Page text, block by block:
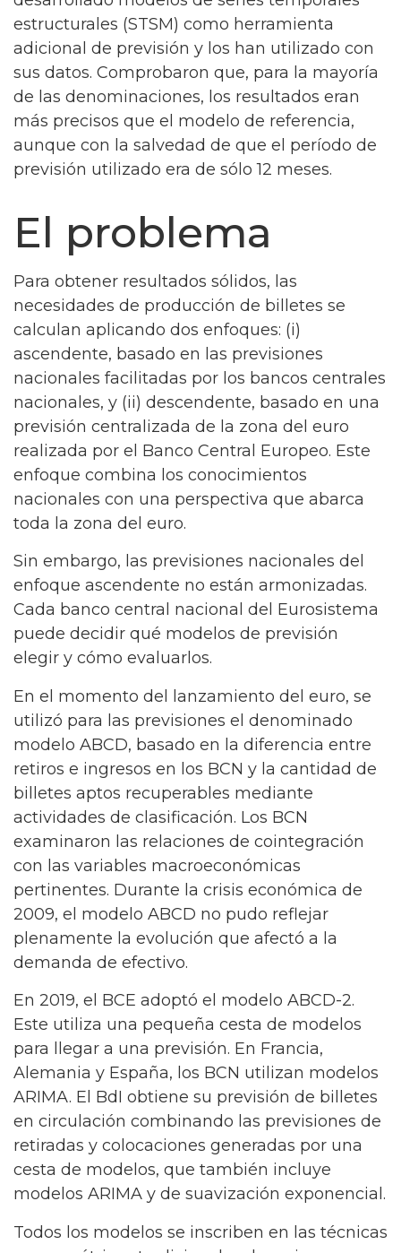
estructurales (STSM) como herramienta
adicional de previsión y los han utilizado con
sus datos. Comprobaron que, para la mayoría
de las denominaciones, los resultados eran
más precisos que el modelo de referencia,
aunque con la salvedad de que el período de
previsión utilizado era de sólo 12 meses.
El problema
Para obtener resultados sólidos, las
necesidades de producción de billetes se
calculan aplicando dos enfoques: (i)
ascendente, basado en las previsiones
nacionales facilitadas por los bancos centrales
nacionales, y (ii) descendente, basado en una
previsión centralizada de la zona del euro
realizada por el Banco Central Europeo. Este
enfoque combina los conocimientos
nacionales con una perspectiva que abarca
toda la zona del euro.
Sin embargo, las previsiones nacionales del
enfoque ascendente no están armonizadas.
Cada banco central nacional del Eurosistema
puede decidir qué modelos de previsión
elegir y cómo evaluarlos.
En el momento del lanzamiento del euro, se
utilizó para las previsiones el denominado
modelo ABCD, basado en la diferencia entre
retiros e ingresos en los BCN y la cantidad de
billetes aptos recuperables mediante
actividades de clasificación. Los BCN
examinaron las relaciones de cointegración
con las variables macroeconómicas
pertinentes. Durante la crisis económica de
2009, el modelo ABCD no pudo reflejar
plenamente la evolución que afectó a la
demanda de efectivo.
En 2019, el BCE adoptó el modelo ABCD-2.
Este utiliza una pequeña cesta de modelos
para llegar a una previsión. En Francia,
Alemania y España, los BCN utilizan modelos
ARIMA. El BdI obtiene su previsión de billetes
en circulación combinando las previsiones de
retiradas y colocaciones generadas por una
cesta de modelos, que también incluye
modelos ARIMA y de suavización exponencial.
Todos los modelos se inscriben en las técnicas